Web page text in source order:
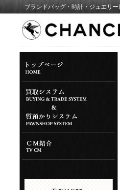
ブランドバッグ・時計・ジュエリ